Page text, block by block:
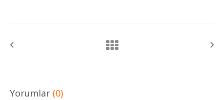
Yorumlar (0)